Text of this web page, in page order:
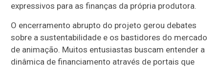
expressivos para as finanças da própria produtora.
O encerramento abrupto do projeto gerou debates
sobre a sustentabilidade e os bastidores do mercado
de animação. Muitos entusiastas buscam entender a
dinâmica de financiamento através de portais que